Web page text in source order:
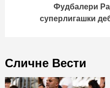
Фудбалери
суперлигашки
Сличне Вести